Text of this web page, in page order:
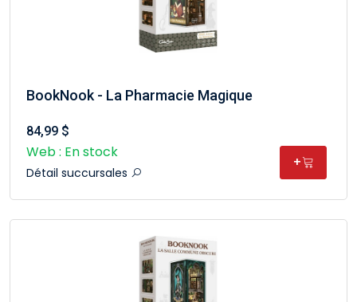
BookNook - La Pharmacie Magique
84,99 $
Web : En stock
Détail succursales
+